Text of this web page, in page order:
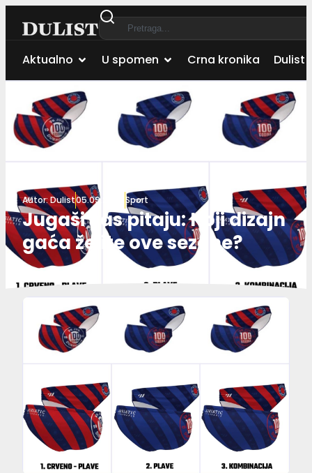
Aktualno U spomen Crna kronika Dulist
Autor:Dulist05.09.2022. Sport
Jugaši vas pitaju: Koji dizajn
gaća želite ove sezone?